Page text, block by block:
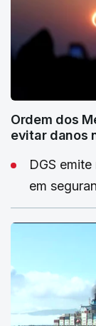
Ordem dos
evitar danos
DGS
em